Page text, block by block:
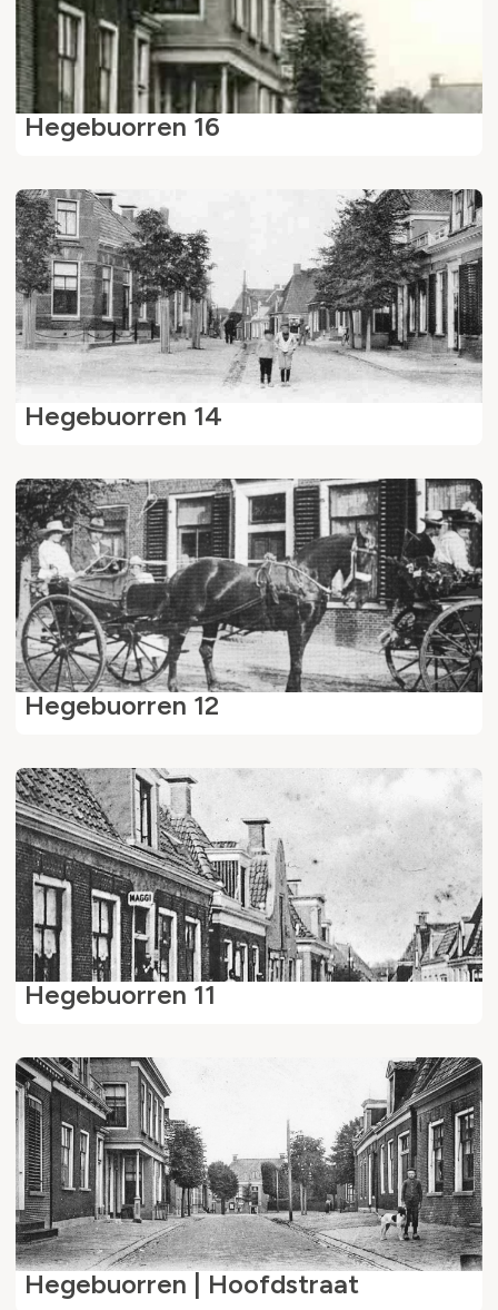
Hegebuorren 16
Hegebuorren 14
Hegebuorren 12
Hegebuorren 11
Hegebuorren | Hoofdstraat